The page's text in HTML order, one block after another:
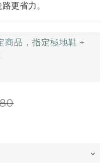
更省力。
商品，指定極地鞋 +